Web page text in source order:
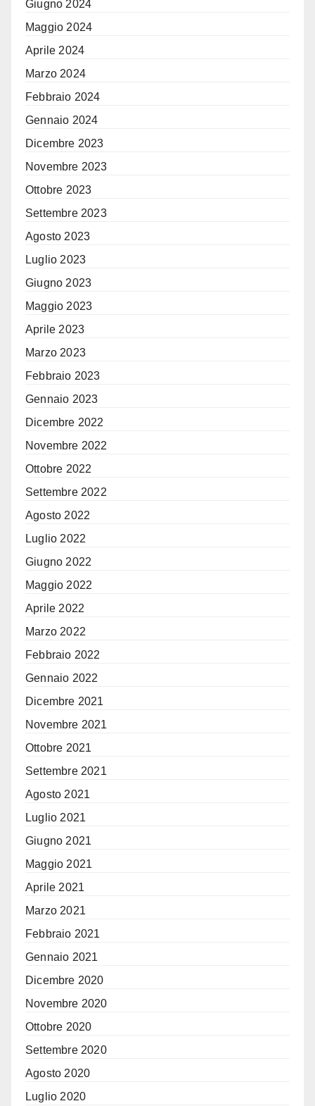
Giugno 2024
Maggio 2024
Aprile 2024
Marzo 2024
Febbraio 2024
Gennaio 2024
Dicembre 2023
Novembre 2023
Ottobre 2023
Settembre 2023
Agosto 2023
Luglio 2023
Giugno 2023
Maggio 2023
Aprile 2023
Marzo 2023
Febbraio 2023
Gennaio 2023
Dicembre 2022
Novembre 2022
Ottobre 2022
Settembre 2022
Agosto 2022
Luglio 2022
Giugno 2022
Maggio 2022
Aprile 2022
Marzo 2022
Febbraio 2022
Gennaio 2022
Dicembre 2021
Novembre 2021
Ottobre 2021
Settembre 2021
Agosto 2021
Luglio 2021
Giugno 2021
Maggio 2021
Aprile 2021
Marzo 2021
Febbraio 2021
Gennaio 2021
Dicembre 2020
Novembre 2020
Ottobre 2020
Settembre 2020
Agosto 2020
Luglio 2020